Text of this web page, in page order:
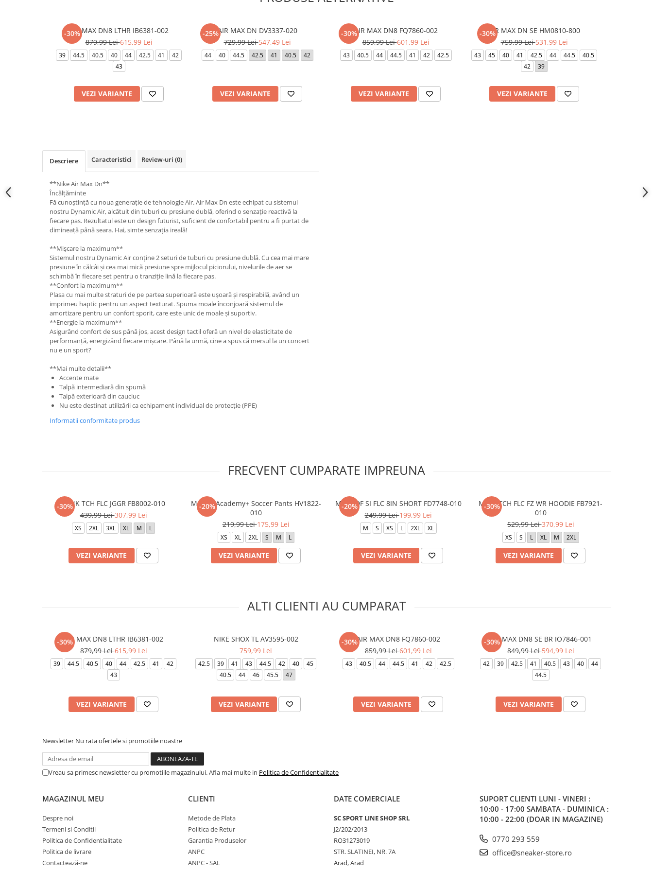
-30%
AIR MAX DN8 LTHR IB6381-002
879,99 Lei615,99 Lei
39 44.5 40.5 40 44 42.5 41
42
43
VEZI VARIANTE
-25%AIR MAX DN DV3337-020
729,99 Lei547,49 Lei
44 40 44.5 42.5 41 40.5 42
VEZI VARIANTE
-30%AIR MAX DN8 FQ7860-002
859,99 Lei601,99 Lei
43 40.5 44 44.5 41 42 42.5
VEZI VARIANTE
-30%AIR MAX DN SE HM0810-800
759,99 Lei531,99 Lei
43 45 40 41 42.5 44 44.5
40.5
42
39
VEZI VARIANTE
Descriere Caracteristici Review-uri (0)
**Nike Air Max Dn**
Încălțăminte
Fă cunoștință cu noua generație de tehnologie Air. Air Max Dn este echipat cu sistemul
nostru Dynamic Air, alcătuit din tuburi cu presiune dublă, oferind o senzație reactivă la
fiecare pas. Rezultatul este un design futurist, suficient de confortabil pentru a fi purtat de
dimineață până seara. Hai, simte senzația ireală!
**Mişcare la maximum**
Sistemul nostru Dynamic Air conține 2 seturi de tuburi cu presiune dublă. Cu cea mai mare
presiune în călcâi și cea mai mică presiune spre mijlocul piciorului, nivelurile de aer se
schimbă în fiecare set pentru o tranziție lină la fiecare pas.
**Confort la maximum**
Plasa cu mai multe straturi de pe partea superioară este ușoară și respirabilă, având un
imprimeu haptic pentru un aspect texturat. Spuma moale înconjoară sistemul de
amortizare pentru un confort sporit, care este unic de moale și suportiv.
**Energie la maximum**
Asigurând confort de sus până jos, acest design tactil oferă un nivel de elasticitate de
performanță, energizând fiecare mișcare. Până la urmă, cine a spus că mersul la un concert
nu e un sport?
**Mai multe detalii**
Accente mate
Talpă intermediară din spumă
Talpă exterioară din cauciuc
Nu este destinat utilizării ca echipament individual de protecție (PPE)
Informatii conformitate produs
FRECVENT CUMPARATE IMPREUNA
-30%
M NK TCH FLC JGGR FB8002-010
439,99 Lei307,99 Lei
XS 2XL 3XL XL M L
VEZI VARIANTE
-20%
M Nike Academy+ Soccer Pants HV1822-
010
219,99 Lei175,99 Lei
XS XL 2XL S M L
VEZI VARIANTE
-20%
M NK DF SI FLC 8IN SHORT FD7748-010
249,99 Lei199,99 Lei
M S XS L 2XL XL
VEZI VARIANTE
-30%
M NK TCH FLC FZ WR HOODIE FB7921-
010
529,99 Lei370,99 Lei
XS S L XL M 2XL
VEZI VARIANTE
ALTI CLIENTI AU CUMPARAT
-30%
AIR MAX DN8 LTHR IB6381-002
879,99 Lei615,99 Lei
39 44.5 40.5 40 44 42.5 41
42
43
VEZI VARIANTE
NIKE SHOX TL AV3595-002
759,99 Lei
42.5 39 41 43 44.5 42 40
45
40.5
44 46 45.5 47
VEZI VARIANTE
-30%AIR MAX DN8 FQ7860-002
859,99 Lei601,99 Lei
43 40.5 44 44.5 41 42 42.5
VEZI VARIANTE
-30%
AIR MAX DN8 SE BR IO7846-001
849,99 Lei594,99 Lei
42 39 42.5 41 40.5 43 40
44
44.5
VEZI VARIANTE
Newsletter Nu rata ofertele si promotiile noastre
Vreau sa primesc newsletter cu promotiile magazinului. Afla mai multe in Politica de Confidentialitate
MAGAZINUL MEU
Despre noi
Termeni si Conditii
Politica de Confidentialitate
Politica de livrare
Contactează-ne
CLIENTI
Metode de Plata
Politica de Retur
Garantia Produselor
ANPC
ANPC - SAL
DATE COMERCIALE
SC SPORT LINE SHOP SRL
J2/202/2013
RO31273019
STR. SLATINEI, NR. 7A
Arad, Arad
SUPORT CLIENTI LUNI - VINERI :
10:00 - 17:00 SAMBATA - DUMINICA :
10:00 - 22:00 (DOAR IN MAGAZINE)
0770 293 559
office@sneaker-store.ro